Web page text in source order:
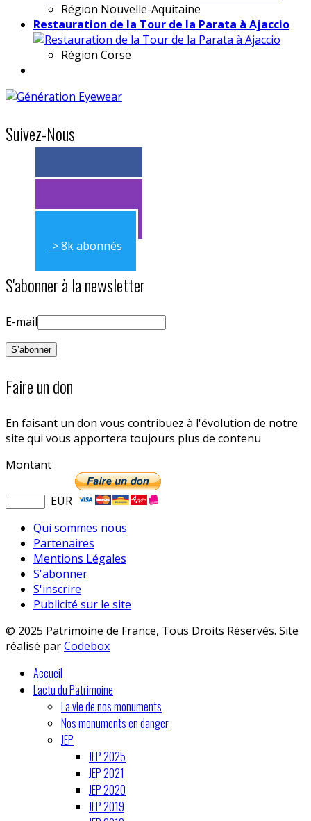
Région Nouvelle-Aquitaine
Restauration de la Tour de la Parata à Ajaccio
Région Corse
Suivez-Nous
> 11k abonnés
> 11k abonnés
> 8k abonnés
S'abonner à la newsletter
E-mail
Faire un don
En faisant un don vous contribuez à l'évolution de notre
site qui vous apportera toujours plus de contenu
Montant
EUR
Qui sommes nous
Partenaires
Mentions Légales
S'abonner
S'inscrire
Publicité sur le site
© 2025 Patrimoine de France, Tous Droits Réservés. Site
réalisé parCodebox
Accueil
L'actu du Patrimoine
La vie de nos monuments
Nos monuments en danger
JEP
JEP 2025
JEP 2021
JEP 2020
JEP 2019